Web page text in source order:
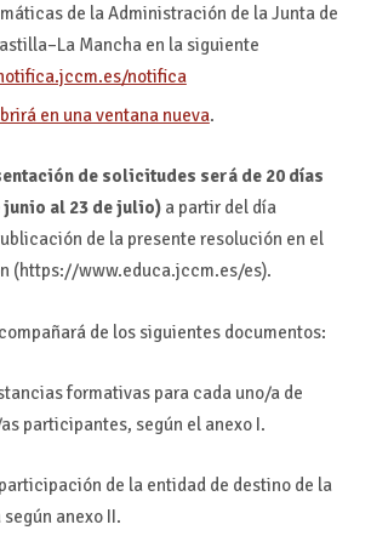
de la Administración de la Junta de
Mancha en la siguiente
notifica
.
de solicitudes será de 20 días
junio al 23 de julio)a partir del día
de la presente resolución en el
(https://www.educa.jccm.es/es).
de los siguientes documentos:
formativas para cada uno/a de
participantes, según el anexo I.
de la entidad de destino de la
anexo II.